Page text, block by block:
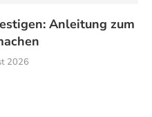
Anleitung zum
2026